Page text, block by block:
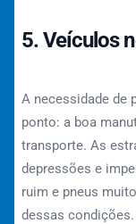
5. Veículos
A necessidade de
ponto: a boa
transporte. As
depressões e
ruim e pneus
dessas condições.